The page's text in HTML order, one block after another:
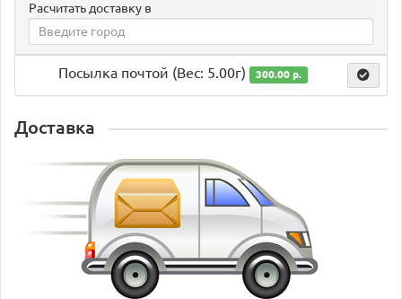
Расчитать доставку в
Посылка почтой (Вес: 5.00г) 300.00 р.
Доставка